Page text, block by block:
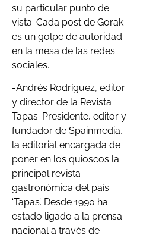
su particular punto de
vista. Cada post de Gorak
es un golpe de autoridad
en la mesa de las redes
sociales.
-Andrés Rodríguez, editor
y director de la Revista
Tapas. Presidente, editor y
fundador de Spainmedia,
la editorial encargada de
poner en los quioscos la
principal revista
gastronómica del país:
‘Tapas’. Desde 1990 ha
estado ligado a la prensa
nacional a través de